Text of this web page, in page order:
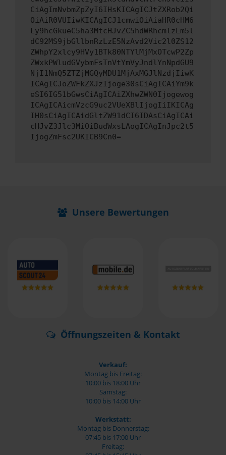
CiAgImNvbmZpZyI6IHsKICAgICJtZXRob2Qi
OiAiR0VUIiwKICAgICJ1cmwiOiAiaHR0cHM6
Ly9hcGkueC5ha3MtcHJvZC5hdWRhcmlzLm5l
dC92MS9jbGllbnRzLzE5NzAvd2Vic2l0ZS12
ZWhpY2xlcy9HVy1BTk80NTYlMjMxOTcwP2Zp
ZWxkPWludGVybmFsTnVtYmVyJndlYnNpdGU9
NjI1NmQ5ZTZjMGQyMDU1MjAxMGJlNzdjIiwK
ICAgICJoZWFkZXJzIjoge30sCiAgICAiYm9k
eSI6IG51bGwsCiAgICAiZXhwZWN0Ijogewog
ICAgICAicmVzcG9uc2VUeXBlIjogIiIKICAg
IH0sCiAgICAidGltZW91dCI6IDAsCiAgICAi
cHJvZ3Jlc3MiOiBudWxsLAogICAgInJpc2t5
IjogZmFsc2UKICB9Cn0=
Unsere Bewertungen
Öffnungszeiten & Kontakt
Verkauf:
Montag bis Freitag:
10:00 bis 18:00 Uhr
Samstag:
10:00 bis 14:00 Uhr
Werkstatt:
Montag bis Donnerstag:
07:45 bis 17:00 Uhr
Freitag: